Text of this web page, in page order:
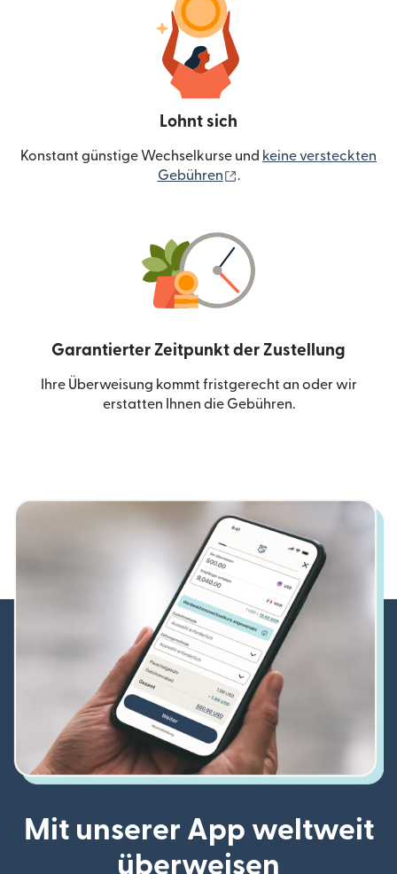
Lohnt sich
Konstant günstige Wechselkurse und keine versteckten
Gebühren
.
Garantierter Zeitpunkt der Zustellung
Ihre Überweisung kommt fristgerecht an oder wir
erstatten Ihnen die Gebühren.
Mit unserer App weltweit
überweisen